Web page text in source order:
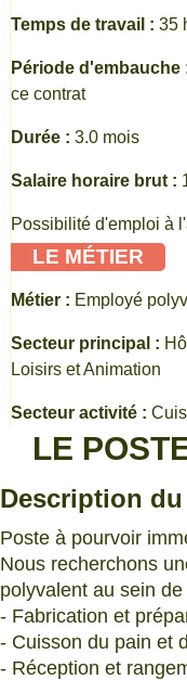
LE
Description
Poste à pourvoir
Nous recherchons
polyvalent au sein
- Fabrication et
- Cuisson du pain et
- Réception et
Temps de travail : 35
Période d'embauche
ce contrat
Durée : 3.0 mois
Salaire horaire brut :
Possibilité d'emploi à
LE MÉTIER
Métier : Employé
Secteur principal :
Loisirs et Animation
Secteur activité :